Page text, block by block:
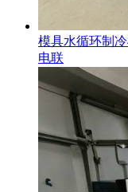
模具水循环制
电联